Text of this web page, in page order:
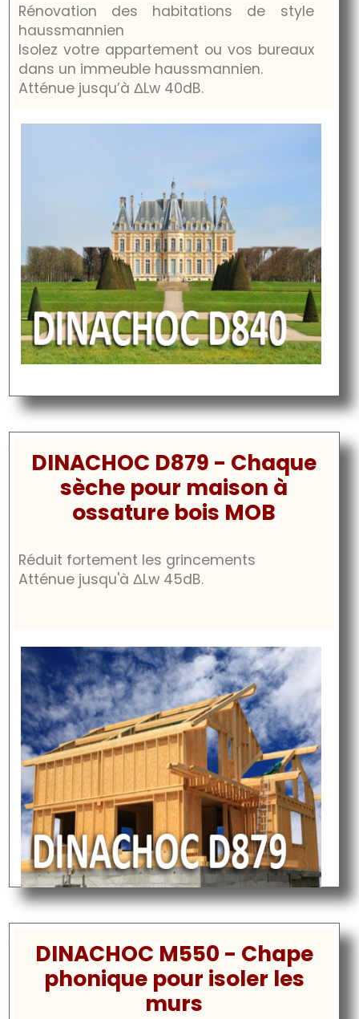
Rénovation des habitations de style
haussmannien
Isolez votre appartement ou vos bureaux
dans un immeuble haussmannien.
Atténue jusqu’àΔLw 40dB.
DINACHOC D879 - Chaque
sèche pour maison à
ossature bois MOB
Réduit fortement les grincements
Atténue jusqu'àΔLw 45dB.
DINACHOC M550 - Chape
phonique pour isoler les
murs